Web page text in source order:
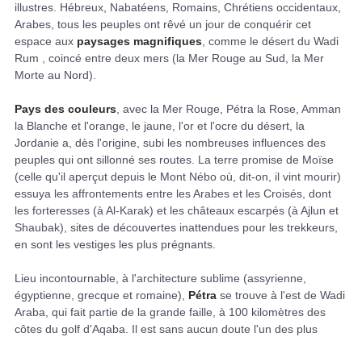
illustres. Hébreux, Nabatéens, Romains, Chrétiens occidentaux,
Arabes, tous les peuples ont rêvé un jour de conquérir cet
espace aux paysages magnifiques , comme le désert du Wadi
Rum , coincé entre deux mers (la Mer Rouge au Sud, la Mer
Morte au Nord).
Pays des couleurs , avec la Mer Rouge, Pétra la Rose, Amman
la Blanche et l'orange, le jaune, l'or et l'ocre du désert, la
Jordanie a, dès l'origine, subi les nombreuses influences des
peuples qui ont sillonné ses routes. La terre promise de Moïse
(celle qu'il aperçut depuis le Mont Nébo où, dit-on, il vint mourir)
essuya les affrontements entre les Arabes et les Croisés, dont
les forteresses (à Al-Karak) et les châteaux escarpés (à Ajlun et
Shaubak), sites de découvertes inattendues pour les trekkeurs,
en sont les vestiges les plus prégnants.
Lieu incontournable, à l'architecture sublime (assyrienne,
égyptienne, grecque et romaine), Pétra se trouve à l'est de Wadi
Araba, qui fait partie de la grande faille, à 100 kilomètres des
côtes du golf d'Aqaba. Il est sans aucun doute l'un des plus